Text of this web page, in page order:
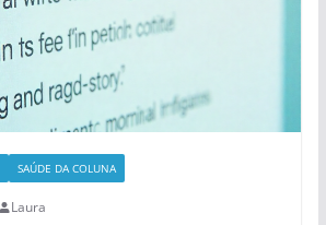
SAÚDE DA COLUNA
Laura